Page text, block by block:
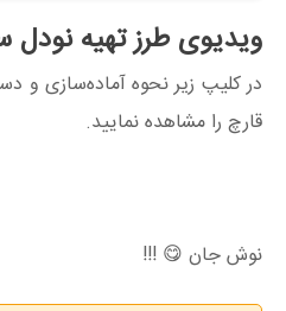
ویدیوی طرز تهیه نودل
در کلیپ زیر نحوه آماده‌سازی و
قارچ را مشاهده نمایید.
نوش جان 😋 !!!